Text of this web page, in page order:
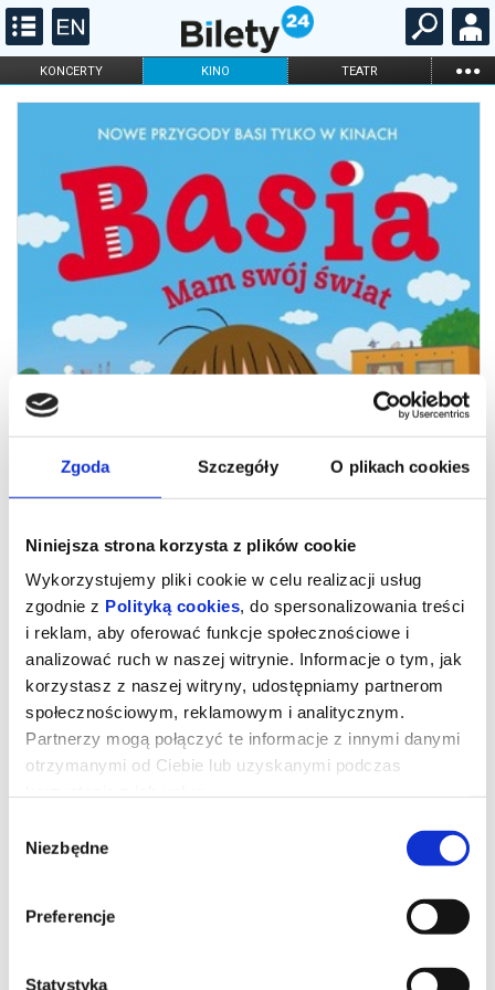
Zgoda Szczegóły O plikach cookies
Niniejsza strona korzysta z plików cookie
Wykorzystujemy pliki cookie w celu realizacji usług
zgodnie z Polityką cookies, do spersonalizowania treści
i reklam, aby oferować funkcje społecznościowe i
analizować ruch w naszej witrynie. Informacje o tym, jak
korzystasz z naszej witryny, udostępniamy partnerom
społecznościowym, reklamowym i analitycznym.
Partnerzy mogą połączyć te informacje z innymi danymi
otrzymanymi od Ciebie lub uzyskanymi podczas
zgody
Niezbędne
Preferencje
Statystyka
KONCERTY KINO TEATR ...
FILHARMONIA OPERA I BALET
DLA DZIECI
ONLINE KARNETY
Polska 2025, animacja, dubbing, 45 min, bez ograniczeń
wiekowych
przedszkolnego. Szósta seria to pretekst do porozmawiania z
dziećmi o zdrowiu i tym, ja najdłużej je zachować.